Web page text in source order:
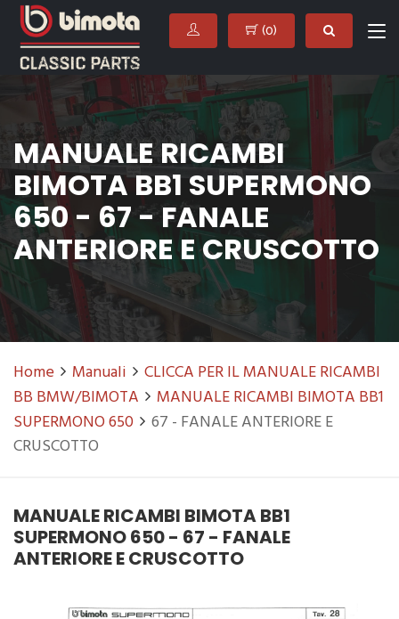
(0)
MANUALE RICAMBI
BIMOTA BB1 SUPERMONO
650 - 67 - FANALE
ANTERIORE E CRUSCOTTO
Home Manuali
CLICCA PER IL MANUALE RICAMBI
BB BMW/BIMOTA
MANUALE RICAMBI BIMOTA BB1
SUPERMONO 650
67 - FANALE ANTERIORE E
CRUSCOTTO
MANUALE RICAMBI BIMOTA BB1
SUPERMONO 650 - 67 - FANALE
ANTERIORE E CRUSCOTTO